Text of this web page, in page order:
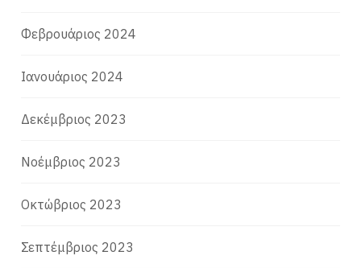
Φεβρουάριος 2024
Ιανουάριος 2024
Δεκέμβριος 2023
Νοέμβριος 2023
Οκτώβριος 2023
Σεπτέμβριος 2023